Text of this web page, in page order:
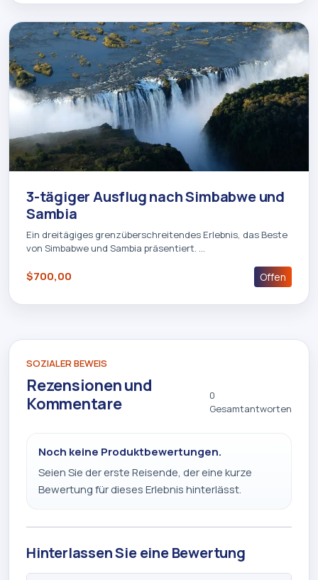
3-tägiger Ausflug nach Simbabwe und
Sambia
Ein dreitägiges grenzüberschreitendes Erlebnis, das Beste
von Simbabwe und Sambia präsentiert. …
$700,00 Offen
SOZIALER BEWEIS
Rezensionen und
Kommentare
0
Gesamtantworten
Noch keine Produktbewertungen.
Seien Sie der erste Reisende, der eine kurze
Bewertung für dieses Erlebnis hinterlässt.
Hinterlassen Sie eine Bewertung